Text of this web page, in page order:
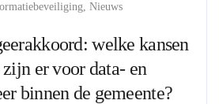
, Nieuws
welke kansen
er voor data- en
binnen de gemeente?